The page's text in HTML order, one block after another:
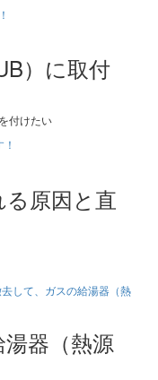
）に取付
付けたい
原因と直
器（熱源